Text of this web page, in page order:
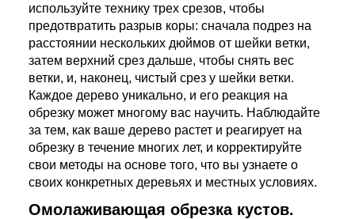
используйте технику трех срезов, чтобы
предотвратить разрыв коры: сначала подрез на
расстоянии нескольких дюймов от шейки ветки,
затем верхний срез дальше, чтобы снять вес
ветки, и, наконец, чистый срез у шейки ветки.
Каждое дерево уникально, и его реакция на
обрезку может многому вас научить. Наблюдайте
за тем, как ваше дерево растет и реагирует на
обрезку в течение многих лет, и корректируйте
свои методы на основе того, что вы узнаете о
своих конкретных деревьях и местных условиях.
Омолаживающая обрезка кустов.